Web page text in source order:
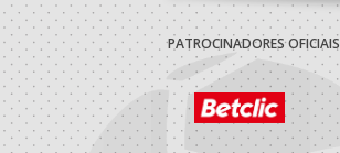
PATROCINADORES OFICIAIS